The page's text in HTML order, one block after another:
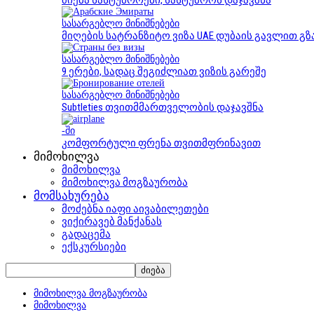
სასარგებლო მინიშნებები
მიღების სატრანზიტო ვიზა UAE დუბაის გავლით
სასარგებლო მინიშნებები
9 ერები, სადაც შეგიძლიათ ვიზის გარეშე
სასარგებლო მინიშნებები
Subtleties თვითმმართველობის დაჯავშნა
-ში
კომფორტული ფრენა თვითმფრინავით
მიმოხილვა
მიმოხილვა
მიმოხილვა მოგზაურობა
მომსახურება
მოძებნა იაფი აივაბილეთები
ვიქირავებ მანქანას
გადაცემა
ექსკურსიები
მიმოხილვა მოგზაურობა
მიმოხილვა